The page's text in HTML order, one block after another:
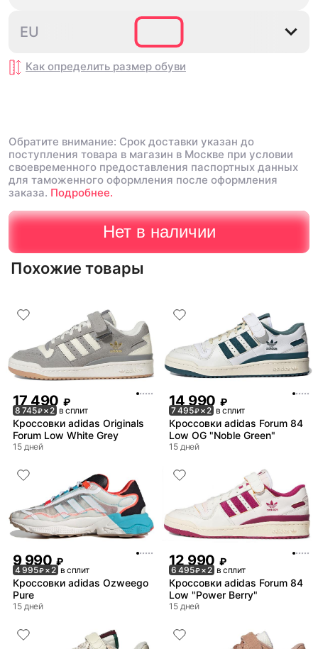
Нет в наличии
Тренируюсь две недели, ничего не
натерло
Комментарий:
EU
Как определить размер обуви
Обратите внимание: Срок доставки указан до
поступления товара в магазин в Москве при условии
своевременного предоставления паспортных данных
для таможенного оформления после оформления
заказа. Подробнее.
Похожие товары
17 490 ₽
8 745₽× 2 в сплит
Кроссовки adidas Originals
Forum Low White Grey
15 дней
14 990 ₽
7 495₽× 2 в сплит
Кроссовки adidas Forum 84
Low OG "Noble Green"
15 дней
9 990 ₽
4 995₽× 2 в сплит
Кроссовки adidas Ozweego
Pure
15 дней
12 990 ₽
6 495₽× 2 в сплит
Кроссовки adidas Forum 84
Low "Power Berry"
15 дней